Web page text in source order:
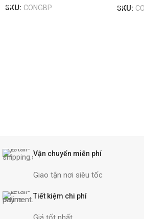
SKU: CONGBP SKU:
Vận chuyển miễn phí
Giao tận nơi siêu tốc
Tiết kiệm chi phí